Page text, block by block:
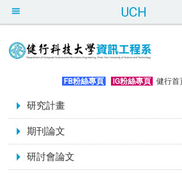
UCH
FB粉絲專頁 IG粉絲專頁 健行首
研究計畫
期刊論文
研討會論文